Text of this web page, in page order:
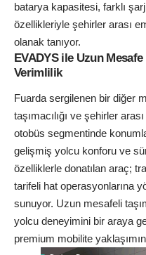
batarya kapasitesi, farklı
özellikleriyle şehirler arası
olanak tanıyor.
EVADYS ile Uzun
Verimlilik
Fuarda sergilenen bir diğer
taşımacılığı ve şehirler
otobüs segmentinde
gelişmiş yolcu konforu ve
özelliklerle donatılan araç;
tarifeli hat operasyonlarına
sunuyor. Uzun mesafeli
yolcu deneyimini bir araya
premium mobilite